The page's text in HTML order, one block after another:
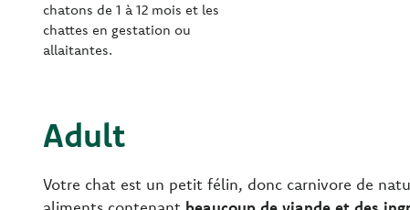
chatons de 1 à 12 mois et les
chattes en gestation ou
allaitantes.
Adult
Votre chat est un petit félin, donc carnivore de